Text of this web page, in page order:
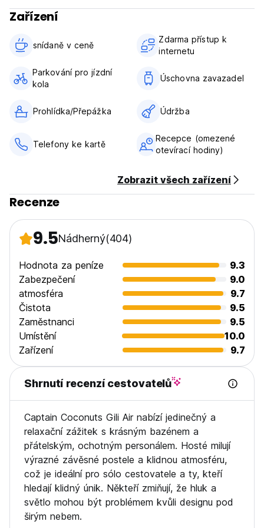
Zařízení
snídaně v ceně‎
Zdarma přístup k
internetu
Parkování pro jízdní
kola
Úschovna zavazadel
Prohlídka/Přepážka Údržba
Telefony ke kartě
Recepce (omezené
otevírací hodiny)
Zobrazit všech zařízení
Recenze
9.5Nádherný(404)
Hodnota za peníze
9.3
Zabezpečení
9.0
atmosféra
9.7
Čistota
9.5
Zaměstnanci
9.5
Umístění
10.0
Zařízení
9.7
Shrnutí recenzí cestovatelů
Captain Coconuts Gili Air nabízí jedinečný a
relaxační zážitek s krásným bazénem a
přátelským, ochotným personálem. Hosté milují
výrazné závěsné postele a klidnou atmosféru,
což je ideální pro sólo cestovatele a ty, kteří
hledají klidný únik. Někteří zmiňují, že hluk a
světlo mohou být problémem kvůli designu pod
širým nebem.